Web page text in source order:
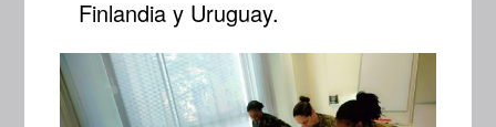
Finlandia y Uruguay.